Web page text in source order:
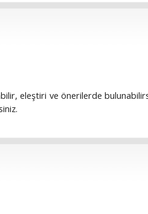
eleştiri ve önerilerde